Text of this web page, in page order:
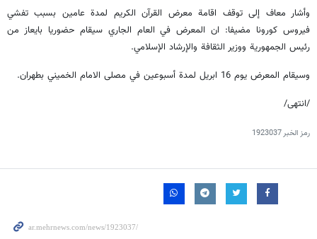
وأشار معاف إلى توقف اقامة معرض القرآن الكريم لمدة عامين بسبب تفشي
فيروس کورونا مضيفا: ان المعرض في العام الجاري سيقام حضوريا بايعاز من
رئيس الجمهورية ووزير الثقافة والإرشاد الإسلامي.
وسيقام المعرض يوم 16 ابريل لمدة أسبوعين في مصلی الامام الخمیني بطهران.
/انتهی/
رمز الخبر1923037